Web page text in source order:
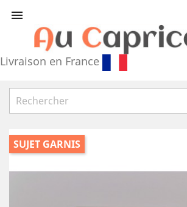

Livraison en France
SUJET GARNIS